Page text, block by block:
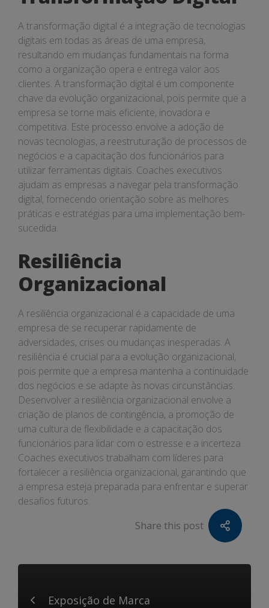
A transformação digital é a integração de tecnologias
digitais em todas as áreas de uma empresa,
resultando em mudanças fundamentais na forma
como a organização opera e entrega valor aos
clientes. A transformação digital é um componente
chave da evolução organizacional, pois permite que a
empresa se torne mais eficiente, inovadora e
competitiva. Este processo envolve a adoção de
novas tecnologias, a reestruturação de processos de
negócios e a capacitação dos funcionários para
utilizar ferramentas digitais. Coaches executivos
ajudam as empresas a navegar pela transformação
digital, fornecendo orientação sobre as melhores
práticas e estratégias para uma implementação bem-
sucedida.
Resiliência
Organizacional
A resiliência organizacional é a capacidade de uma
empresa de se recuperar rapidamente de
adversidades, crises ou mudanças inesperadas. A
resiliência é crucial para a evolução organizacional,
pois permite que a empresa mantenha a continuidade
dos negócios e se adapte às novas circunstâncias.
Desenvolver a resiliência organizacional envolve a
criação de planos de contingência, a promoção de
uma cultura de flexibilidade e a capacitação dos
funcionários para lidar com o estresse e a incerteza.
Coaches executivos trabalham com líderes para
fortalecer a resiliência organizacional, garantindo que
a empresa esteja preparada para enfrentar e superar
desafios futuros.
Share this post
Exposição de Marca